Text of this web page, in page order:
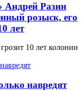
Андрей Разин
розыск, его
лет
10 лет колонии
навредят